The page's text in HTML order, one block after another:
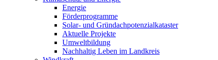
Energie
Förderprogramme
Solar- und Gründachpotenzialkataster
Aktuelle Projekte
Umweltbildung
Nachhaltig Leben im Landkreis